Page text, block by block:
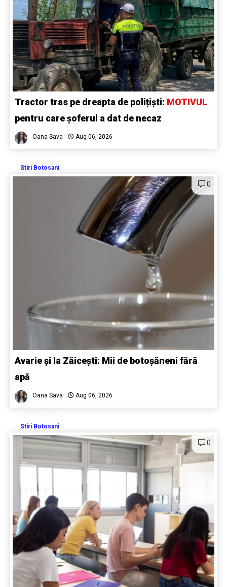
Tractor tras pe dreapta de polițiști: MOTIVUL
pentru care șoferul a dat de necaz
Oana Sava Aug 06, 2026
Stiri Botosani
0
Avarie și la Zăicești: Mii de botoșăneni fără
apă
Oana Sava Aug 06, 2026
Stiri Botosani
0